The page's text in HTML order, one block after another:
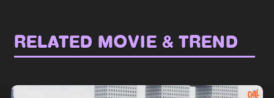
RELATED MOVIE & TREND